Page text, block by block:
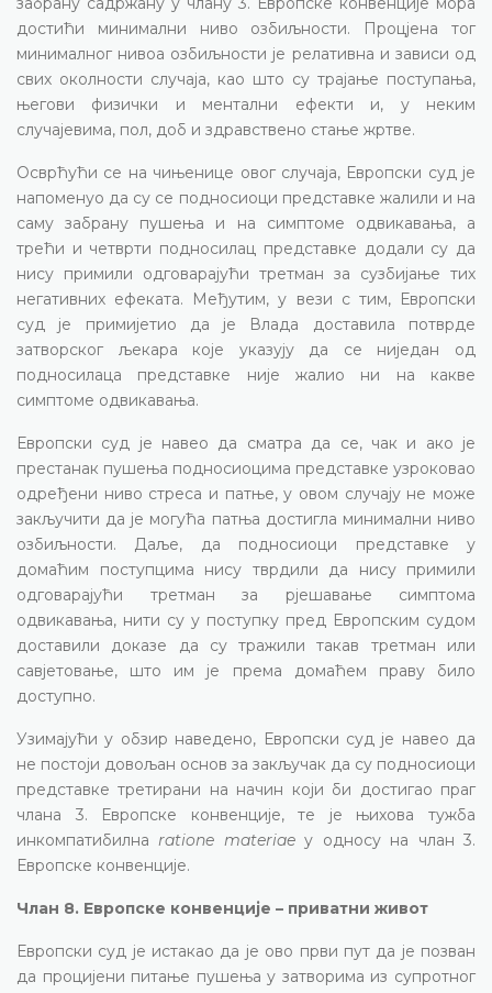
достићи минимални ниво озбиљности. Процјена тог
минималног нивоа озбиљности је релативна и зависи од
свих околности случаја, као што су трајање поступања,
његови физички и ментални ефекти и, у неким
случајевима, пол, доб и здравствено стање жртве.
Осврћући се на чињенице овог случаја, Европски суд је
напоменуо да су се подносиоци представке жалили и на
саму забрану пушења и на симптоме одвикавања, а
трећи и четврти подносилац представке додали су да
нису примили одговарајући третман за сузбијање тих
негативних ефеката. Међутим, у вези с тим, Европски
суд је примијетио да је Влада доставила потврде
затворског љекара које указују да се ниједан од
подносилаца представке није жалио ни на какве
симптоме одвикавања.
Европски суд је навео да сматра да се, чак и ако је
престанак пушења подносиоцима представке узроковао
одређени ниво стреса и патње, у овом случају не може
закључити да је могућа патња достигла минимални ниво
озбиљности. Даље, да подносиоци представке у
домаћим поступцима нису тврдили да нису примили
одговарајући третман за рјешавање симптома
одвикавања, нити су у поступку пред Европским судом
доставили доказе да су тражили такав третман или
савјетовање, што им је према домаћем праву било
доступно.
Узимајући у обзир наведено, Европски суд је навео да
не постоји довољан основ за закључак да су подносиоци
представке третирани на начин који би достигао праг
члана 3. Европске конвенције, те је њихова тужба
инкомпатибилнаratione materiaeу односу на члан 3.
Европске конвенције.
Члан 8. Европске конвенције – приватни живот
Европски суд је истакао да је ово први пут да је позван
да процијени питање пушења у затворима из супротног